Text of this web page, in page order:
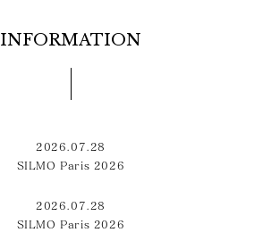
INFORMATION
2026.07.28
SILMO Paris 2026
2026.07.28
SILMO Paris 2026